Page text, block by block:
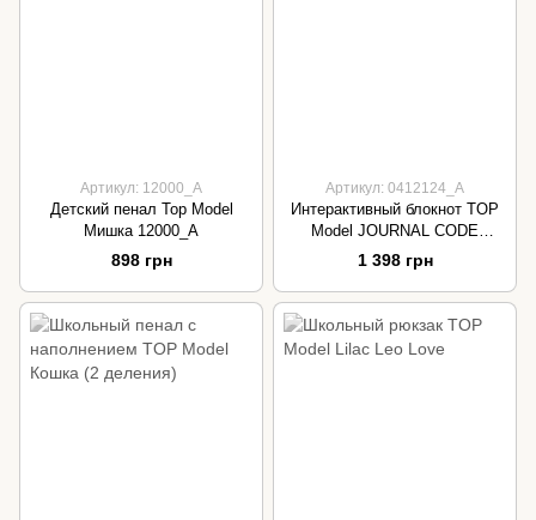
Артикул: 12000_A
Детский пенал Top Model
Мишка 12000_A
898 грн
Артикул: 0412124_А
Интерактивный блокнот TOP
Model JOURNAL CODE
SECRET SONORE BALLET
1 398 грн